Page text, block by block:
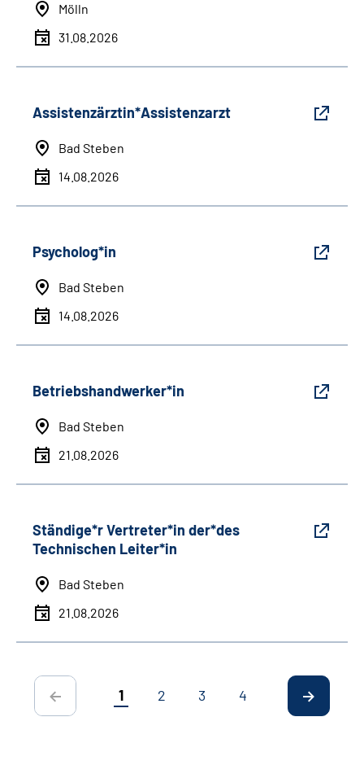
Mölln
31.08.2026
Assistenzärztin*Assistenzarzt
Bad Steben
14.08.2026
Psycholog*in
Bad Steben
14.08.2026
Betriebshandwerker*in
Bad Steben
21.08.2026
Ständige*r Vertreter*in der*des
Technischen Leiter*in
Bad Steben
21.08.2026
1 2 3 4